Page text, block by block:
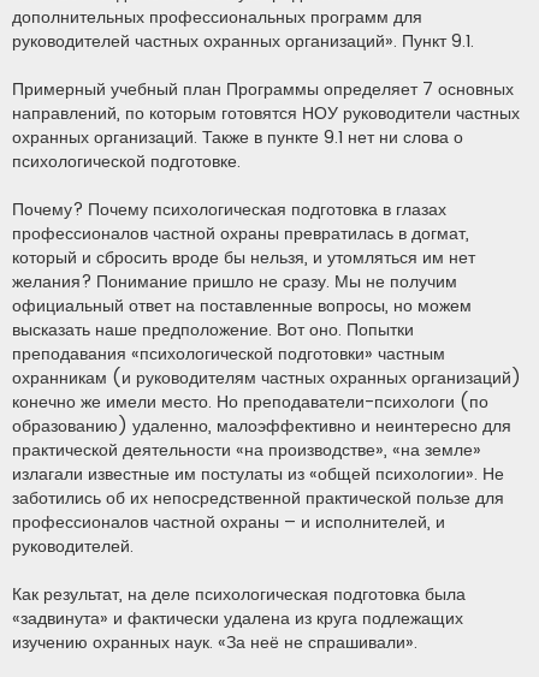
дополнительных профессиональных программ для
руководителей частных охранных организаций». Пункт 9.1.
Примерный учебный план Программы определяет 7 основных
направлений, по которым готовятся НОУ руководители частных
охранных организаций. Также в пункте 9.1 нет ни слова о
психологической подготовке.
Почему? Почему психологическая подготовка в глазах
профессионалов частной охраны превратилась в догмат,
который и сбросить вроде бы нельзя, и утомляться им нет
желания? Понимание пришло не сразу. Мы не получим
официальный ответ на поставленные вопросы, но можем
высказать наше предположение. Вот оно. Попытки
преподавания «психологической подготовки» частным
охранникам (и руководителям частных охранных организаций)
конечно же имели место. Но преподаватели-психологи (по
образованию) удаленно, малоэффективно и неинтересно для
практической деятельности «на производстве», «на земле»
излагали известные им постулаты из «общей психологии». Не
заботились об их непосредственной практической пользе для
профессионалов частной охраны – и исполнителей, и
руководителей.
Как результат, на деле психологическая подготовка была
«задвинута» и фактически удалена из круга подлежащих
изучению охранных наук. «За неё не спрашивали».